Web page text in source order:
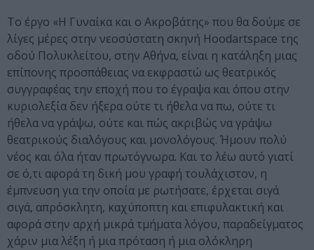
Το έργο «Η Γυναίκα και ο Ακροβάτης» που θα δούμε σε
λίγες μέρες στην νεοσύστατη σκηνή Hoodartspace της
οδού Πολυκλείτου, στην Αθήνα, είναι η κατάληξη μιας
επίπονης προσπάθειας να εκφραστώ ως θεατρικός
συγγραφέας την εποχή που το έγραψα και όπου στην
κυριολεξία δεν ήξερα ούτε τι ήθελα να πω, ούτε τι
ήθελα να γράψω, ούτε και πώς ακριβώς να γράψω
θεατρικούς διαλόγους και μονολόγους. Ήμουν πολύ
νέος και όλα ήταν πρωτόγνωρα. Και το λέω αυτό γιατί
σε ό,τι αφορά τη δική μου γραφή τουλάχιστον, η
έμπνευση για την οποία με ρωτήσατε, έρχεται σιγά
σιγά, απρόσκλητη, καχύποπτη και επιφυλακτική και
αφορά στην αρχή μικρά τμήματα λόγου, παραδείγματος
χάριν μια λέξη ή μια πρόταση ή μια ολόκληρη